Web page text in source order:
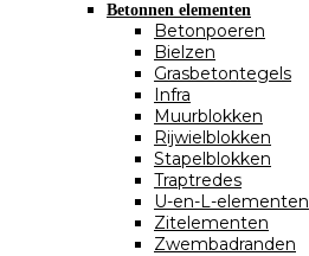
Betonnen elementen
Betonpoeren
Bielzen
Grasbetontegels
Infra
Muurblokken
Rijwielblokken
Stapelblokken
Traptredes
U-en-L-elementen
Zitelementen
Zwembadranden